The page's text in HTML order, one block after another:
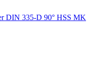
DIN 335-D 90° HSS MK